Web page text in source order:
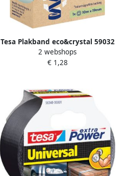
Tesa Plakband eco&crystal 59032
19mmx10m transparant blister
2 webshops
€ 1,28